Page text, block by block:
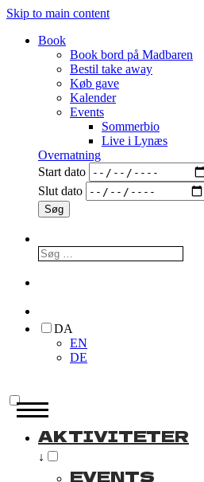
Skip to main content
Book
Book bord på Madbaren
Bestil take away
Køb gave
Kalender
Events
Sommerbio
Live i Lynæs
Overnatning
Start dato
Slut dato
DA
EN
DE
AKTIVITETER
↓
EVENTS